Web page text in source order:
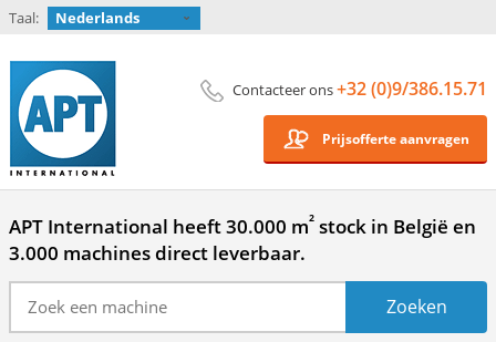
Taal: Nederlands
Contacteer ons+32 (0)9/386.15.71
Prijsofferte aanvragen
APT International heeft 30.000 m² stock in België en
3.000 machines direct leverbaar.